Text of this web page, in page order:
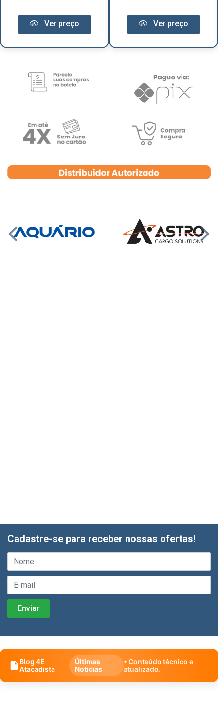
Ver preço Ver preço
Cadastre-se para receber nossas ofertas!
Blog 4E
Atacadista
Últimas
Notícias
• Conteúdo técnico e
atualizado.